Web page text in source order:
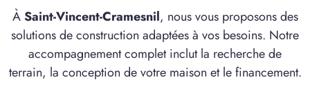
ÀSaint-Vincent-Cramesnil, nous vous proposons des
solutions de construction adaptées à vos besoins. Notre
accompagnement complet inclut la recherche de
terrain, la conception de votre maison et le financement.